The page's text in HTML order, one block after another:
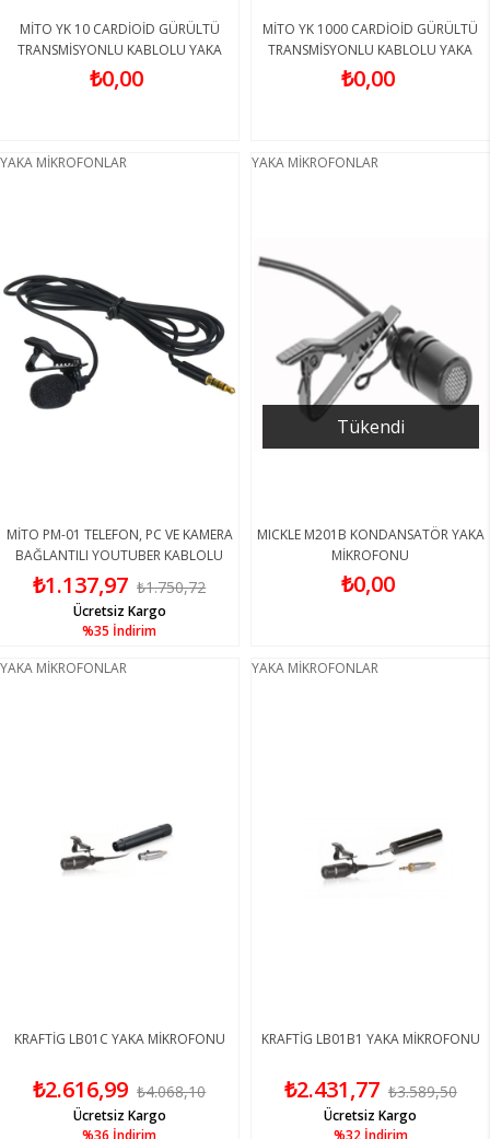
MİTO YK 10 CARDİOİD GÜRÜLTÜ
TRANSMİSYONLU KABLOLU YAKA
MİKROFONU
₺0,00
MİTO YK 1000 CARDİOİD GÜRÜLTÜ
TRANSMİSYONLU KABLOLU YAKA
MİKROFONU
₺0,00
YAKA MİKROFONLAR
MİTO PM-01 TELEFON, PC VE KAMERA
BAĞLANTILI YOUTUBER KABLOLU
YAKA MİKROFONU
₺1.137,97 ₺1.750,72
%35 İndirim
Ücretsiz Kargo
YAKA MİKROFONLAR
Tükendi
MICKLE M201B KONDANSATÖR YAKA
MİKROFONU
₺0,00
YAKA MİKROFONLAR
KRAFTİG LB01C YAKA MİKROFONU
₺2.616,99 ₺4.068,10
%36 İndirim
Ücretsiz Kargo
YAKA MİKROFONLAR
KRAFTİG LB01B1 YAKA MİKROFONU
₺2.431,77 ₺3.589,50
%32 İndirim
Ücretsiz Kargo